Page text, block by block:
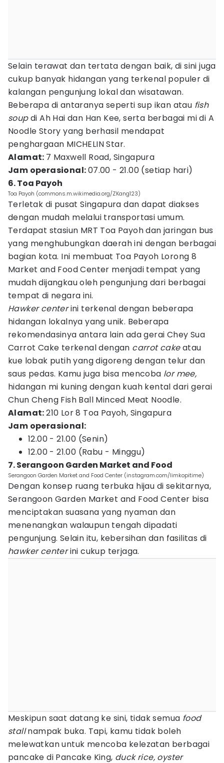
Selain terawat dan tertata dengan baik, di sini juga
cukup banyak hidangan yang terkenal populer di
kalangan pengunjung lokal dan wisatawan.
Beberapa di antaranya seperti sup ikan atau fish
soupdi Ah Hai dan Han Kee, serta berbagai mi di A
Noodle Story yang berhasil mendapat
penghargaan MICHELIN Star.
Alamat: 7 Maxwell Road, Singapura
Jam operasional:07.00 - 21.00 (setiap hari)
6. Toa Payoh
Toa Payoh (commons.m.wikimedia.org/ZKang123)
Terletak di pusat Singapura dan dapat diakses
dengan mudah melalui transportasi umum.
Terdapat stasiun MRT Toa Payoh dan jaringan bus
yang menghubungkan daerah ini dengan berbagai
bagian kota. Ini membuat Toa Payoh Lorong 8
Market and Food Center menjadi tempat yang
mudah dijangkau oleh pengunjung dari berbagai
tempat di negara ini.
Hawker centerini terkenal dengan beberapa
hidangan lokalnya yang unik. Beberapa
rekomendasinya antara lain ada gerai Chey Sua
Carrot Cake terkenal dengan carrot cakeatau
kue lobak putih yang digoreng dengan telur dan
saus pedas. Kamu juga bisa mencoba lor mee,
hidangan mi kuning dengan kuah kental dari gerai
Chun Cheng Fish Ball Minced Meat Noodle.
Alamat:210 Lor 8 Toa Payoh, Singapura
Jam operasional:
12.00 - 21.00 (Senin)
12.00 - 21.00 (Rabu - Minggu)
7. Serangoon Garden Market and Food
Serangoon Garden Market and Food Center (instagram.com/limkopitime)
Dengan konsep ruang terbuka hijau di sekitarnya,
Serangoon Garden Market and Food Center bisa
menciptakan suasana yang nyaman dan
menenangkan walaupun tengah dipadati
pengunjung. Selain itu, kebersihan dan fasilitas di
hawker centerini cukup terjaga.
Meskipun saat datang ke sini, tidak semua food
stallnampak buka. Tapi, kamu tidak boleh
melewatkan untuk mencoba kelezatan berbagai
pancake di Pancake King, duck rice, oyster